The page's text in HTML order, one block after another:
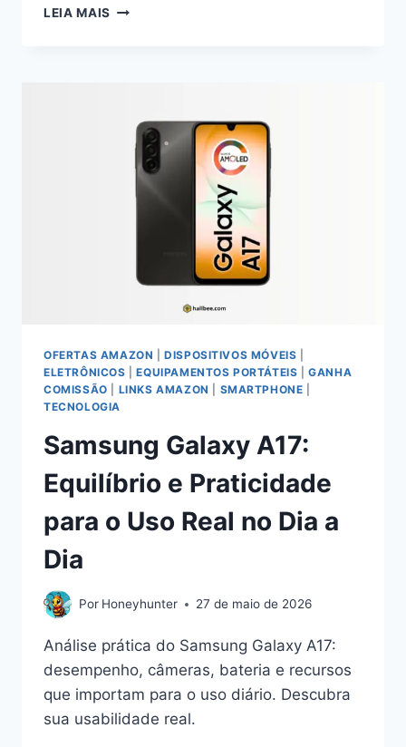
LEIA MAIS VIVOBOOK
RYZEN
USO
REAL
OFERTAS AMAZON |DISPOSITIVOS MÓVEIS
ELETRÔNICOS |EQUIPAMENTOS PORTÁTEIS |GANHA
COMISSÃO
LINKS AMAZON SMARTPHONE
TECNOLOGIA
Samsung Galaxy A17:
Equilíbrio e Praticidade
para o Uso Real no Dia a
Dia
Por Honeyhunter 27 de maio de 2026
Análise prática do Samsung Galaxy A17:
desempenho, câmeras, bateria e recursos
que importam para o uso diário. Descubra
sua usabilidade real.